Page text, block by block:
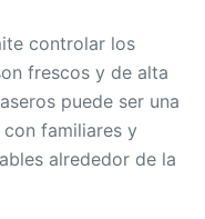
controlar los
frescos y de alta
puede ser una
familiares y
alrededor de la